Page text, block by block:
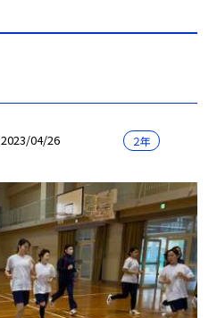
2023/04/26 ２年